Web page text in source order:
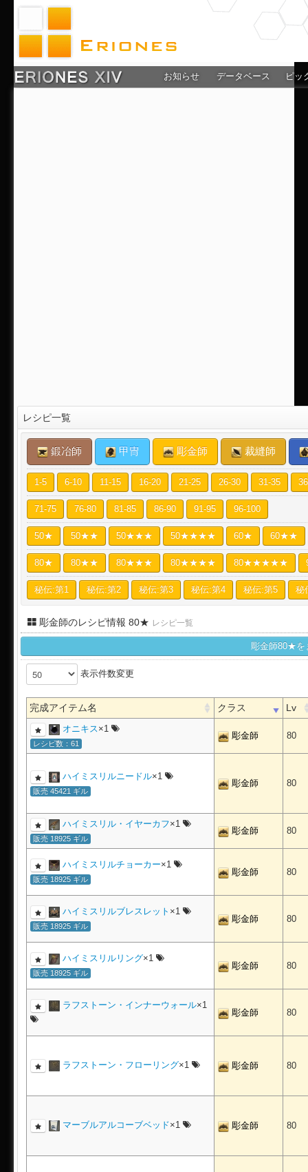
お知らせ データベース ピッ
レシピ一覧
鍛冶師 甲冑 彫金師 裁縫師
1-5 6-10 11-15 16-20 21-25 26-30 31-35
71-75 76-80 81-85 86-90 91-95 96-100
50★ 50★★ 50★★★ 50★★★★ 60★ 60★★
80★ 80★★ 80★★★ 80★★★★ 80★★★★★
秘伝:第1 秘伝:第2 秘伝:第3 秘伝:第4 秘伝:第5 秘
彫金師のレシピ情報 80★ レシピ一覧
彫金師80★を
表示件数変更
完成アイテム名 クラス Lv
オニキス×1
レシピ数：61
彫金師 80
ハイミスリルニードル×1
販売 45421 ギル
彫金師 80
ハイミスリル・イヤーカフ×1
販売 18925 ギル
彫金師 80
ハイミスリルチョーカー×1
販売 18925 ギル
彫金師 80
ハイミスリルブレスレット ×1
販売 18925 ギル
彫金師 80
ハイミスリルリング×1
販売 18925 ギル
彫金師 80
ラフストーン・インナーウォール×1
彫金師 80
ラフストーン・フローリング×1 彫金師 80
マーブルアルコーブベッド×1 彫金師 80